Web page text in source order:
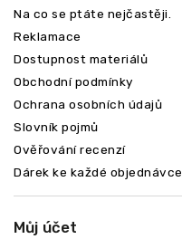
Na co se ptáte nejčastěji.
Reklamace
Dostupnost materiálů
Obchodní podmínky
Ochrana osobních údajů
Slovník pojmů
Ověřování recenzí
Dárek ke každé objednávce
Můj účet